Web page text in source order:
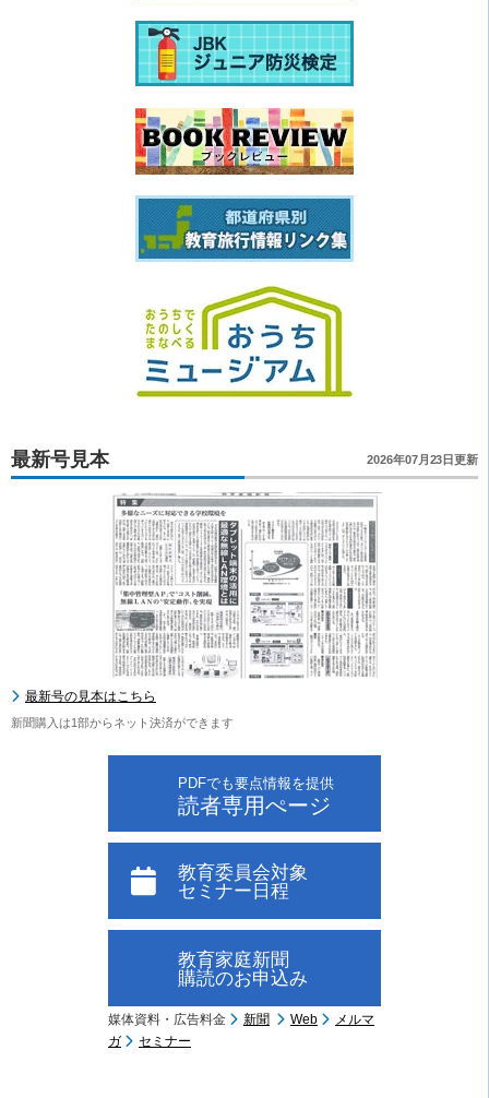
最新号見本 2026年07月23日更新
最新号の見本はこちら
新聞購入は1部からネット決済ができます
PDFでも要点情報を提供
読者専用ぺージ
教育委員会対象
セミナー日程
教育家庭新聞
購読のお申込み
媒体資料・広告料金 新聞 Web
メルマ
ガ
セミナー